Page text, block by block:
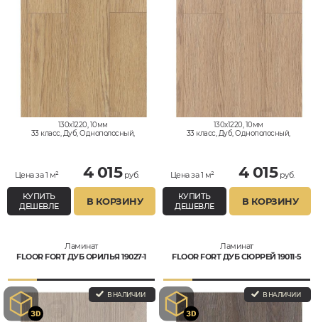
130x1220, 10мм
33 класс, Дуб, Однополосный,
Цена за 1 м² 4 015руб.
КУПИТЬ
ДЕШЕВЛЕ
В КОРЗИНУ
130x1220, 10мм
33 класс, Дуб, Однополосный,
Цена за 1 м² 4 015руб.
КУПИТЬ
ДЕШЕВЛЕ
В КОРЗИНУ
Ламинат
FLOOR FORT ДУБ ОРИЛЬЯ 19027-1
В НАЛИЧИИ
Ламинат
FLOOR FORT ДУБ СЮРРЕЙ 19011-5
В НАЛИЧИИ